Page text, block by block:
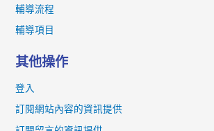
輔導流程
輔導項目
其他操作
登入
訂閱網站內容的資訊提供